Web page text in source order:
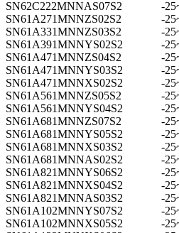
SN62C222MNNAS07S2
-
SN61A271MNNZS02S2
-
SN61A331MNNZS03S2
-
SN61A391MNNYS02S2
-
SN61A471MNNZS04S2
-
SN61A471MNNYS03S2
-
SN61A471MNNXS02S2
-
SN61A561MNNZS05S2
-
SN61A561MNNYS04S2
-
SN61A681MNNZS07S2
-
SN61A681MNNYS05S2
-
SN61A681MNNXS03S2
-
SN61A681MNNAS02S2
-
SN61A821MNNYS06S2
-
SN61A821MNNXS04S2
-
SN61A821MNNAS03S2
-
SN61A102MNNYS07S2
-
SN61A102MNNXS05S2
-